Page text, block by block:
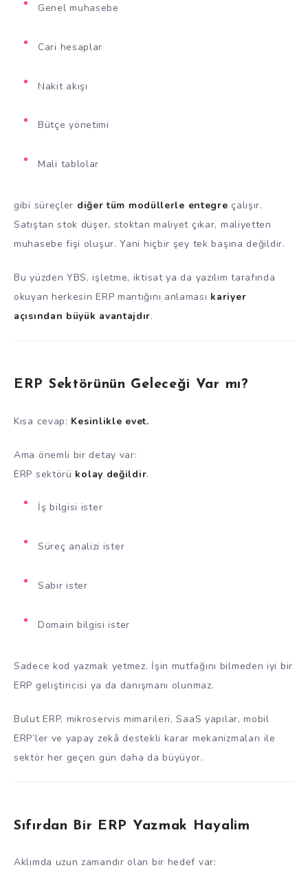
Genel muhasebe
Cari hesaplar
Nakit akışı
Bütçe yönetimi
Mali tablolar
gibi süreçler diğer tüm modüllerle entegre çalışır.
Satıştan stok düşer, stoktan maliyet çıkar, maliyetten
muhasebe fişi oluşur. Yani hiçbir şey tek başına değildir.
Bu yüzden YBS, işletme, iktisat ya da yazılım tarafında
okuyan herkesin ERP mantığını anlaması kariyer
açısından büyük avantajdır.
ERP Sektörünün Geleceği Var mı?
Kısa cevap: Kesinlikle evet.
Ama önemli bir detay var:
ERP sektörü kolay değildir.
İş bilgisi ister
Süreç analizi ister
Sabır ister
Domain bilgisi ister
Sadece kod yazmak yetmez. İşin mutfağını bilmeden iyi bir
ERP geliştiricisi ya da danışmanı olunmaz.
Bulut ERP, mikroservis mimarileri, SaaS yapılar, mobil
ERP’ler ve yapay zekâ destekli karar mekanizmaları ile
sektör her geçen gün daha da büyüyor.
Sıfırdan Bir ERP Yazmak Hayalim
Aklımda uzun zamandır olan bir hedef var: